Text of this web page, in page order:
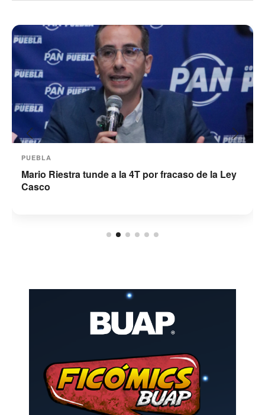
PUEBLA
Mario Riestra tunde a la 4T por fracaso de la Ley
Casco